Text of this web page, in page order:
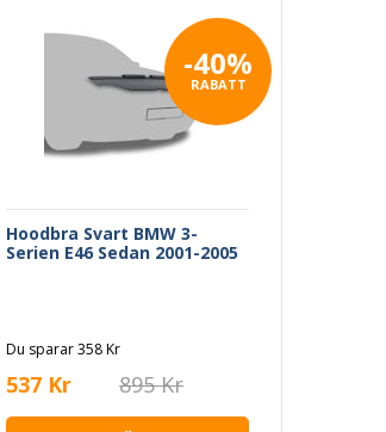
-40%
RABATT
Hoodbra Svart BMW 3-
Serien E46 Sedan 2001-2005
Du sparar 358 Kr
537 Kr 895 Kr